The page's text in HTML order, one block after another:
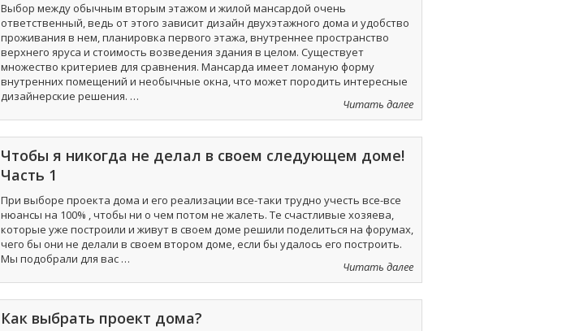
Выбор между обычным вторым этажом и жилой мансардой очень
ответственный, ведь от этого зависит дизайн двухэтажного дома и удобство
проживания в нем, планировка первого этажа, внутреннее пространство
верхнего яруса и стоимость возведения здания в целом. Существует
множество критериев для сравнения. Мансарда имеет ломаную форму
внутренних помещений и необычные окна, что может породить интересные
дизайнерские решения. …
Читать далее«Что
выбрать:
двухэтажного
Чтобы я никогда не делал в своем следующем доме!
Часть 1
При выборе проекта дома и его реализации все-таки трудно учесть все-все
нюансы на 100% , чтобы ни о чем потом не жалеть. Те счастливые хозяева,
которые уже построили и живут в своем доме решили поделиться на форумах,
чего бы они не делали в своем втором доме, если бы удалось его построить.
Мы подобрали для вас …
Читать далее«Чтобы
я
Как выбрать проект дома?